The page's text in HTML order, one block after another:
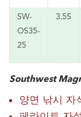
SW-
OS35-
25
3.5S
Southwest
양면 낚시 자